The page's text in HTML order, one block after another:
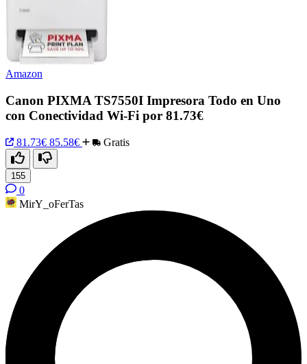
Amazon
Canon PIXMA TS7550I Impresora Todo en Uno
con Conectividad Wi-Fi por 81.73€
81.73€ 85.58€ Gratis
155
0
MirY_oFerTas